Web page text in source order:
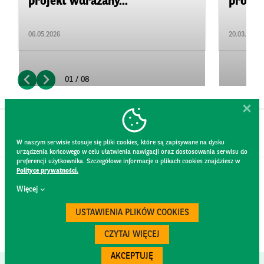
06.05.2026 20.03.2026
01 / 08
W naszym serwisie stosuje się pliki cookies, które są zapisywane na dysku
urządzenia końcowego w celu ułatwienia nawigacji oraz dostosowania serwisu do
preferencji użytkownika. Szczegółowe informacje o plikach cookies znajdziesz w
Polityce prywatności.
Więcej
USTAWIENIA PLIKÓW COOKIES
CZYTAJ WIĘCEJ
AKCEPTUJĘ
KONTAKT
REGULAMIN STRONY
POLITYKA PRYWATNOŚCI